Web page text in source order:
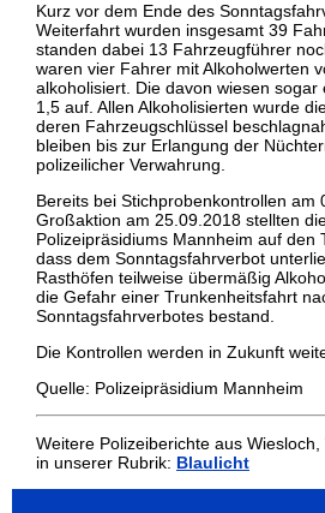
Kurz vor dem Ende des
Weiterfahrt wurden insgesamt 39
standen dabei 13 Fahrzeugführer
waren vier Fahrer mit Alkoholwerten
alkoholisiert. Die davon wiesen sogar
1,5 auf. Allen Alkoholisierten wurde
deren Fahrzeugschlüssel
bleiben bis zur Erlangung der
polizeilicher Verwahrung.
Bereits bei Stichprobenkontrollen am
Großaktion am 25.09.2018 stellten
Polizeipräsidiums Mannheim auf den
dass dem Sonntagsfahrverbot
Rasthöfen teilweise übermäßig
die Gefahr einer Trunkenheitsfahrt
Sonntagsfahrverbotes bestand.
Die Kontrollen werden in Zukunft
Quelle: Polizeipräsidium Mannheim
Weitere Polizeiberichte aus
in unserer Rubrik: Blaulicht